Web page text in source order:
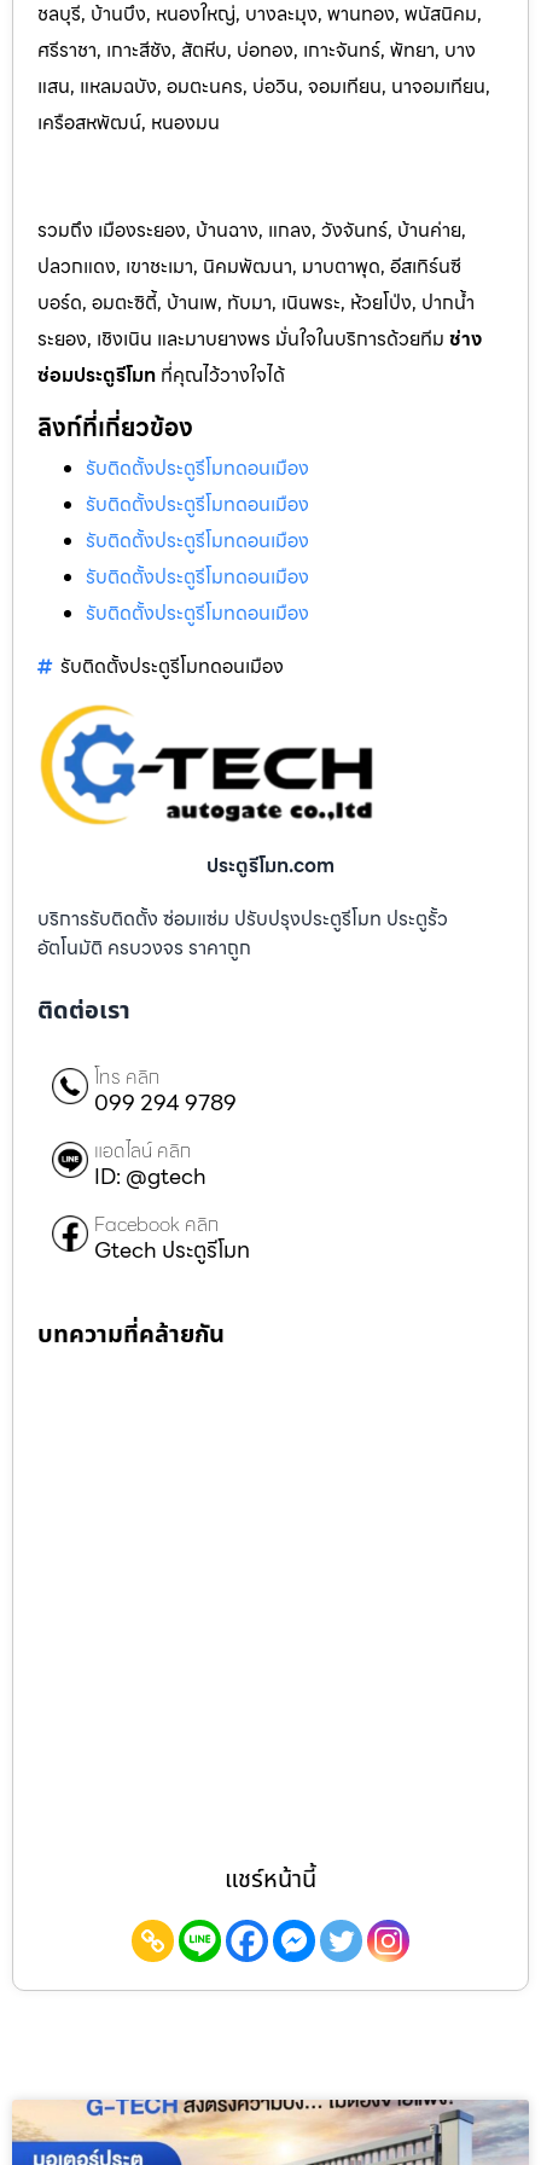
ชลบุรี, บ้านบึง, หนองใหญ่, บางละมุง, พานทอง, พนัสนิคม,
ศรีราชา, เกาะสีชัง, สัตหีบ, บ่อทอง, เกาะจันทร์, พัทยา, บาง
แสน, แหลมฉบัง, อมตะนคร, บ่อวิน, จอมเทียน, นาจอมเทียน,
เครือสหพัฒน์, หนองมน
รวมถึง เมืองระยอง, บ้านฉาง, แกลง, วังจันทร์, บ้านค่าย,
ปลวกแดง, เขาชะเมา, นิคมพัฒนา, มาบตาพุด, อีสเทิร์นซี
บอร์ด, อมตะซิตี้, บ้านเพ, ทับมา, เนินพระ, ห้วยโป่ง, ปากน้ำ
ระยอง, เชิงเนิน และมาบยางพร มั่นใจในบริการด้วยทีม ช่าง
ซ่อมประตูรีโมท ที่คุณไว้วางใจได้
ลิงก์ที่เกี่ยวข้อง
รับติดตั้งประตูรีโมทดอนเมือง
รับติดตั้งประตูรีโมทดอนเมือง
รับติดตั้งประตูรีโมทดอนเมือง
รับติดตั้งประตูรีโมทดอนเมือง
รับติดตั้งประตูรีโมทดอนเมือง
รับติดตั้งประตูรีโมทดอนเมือง
ประตูรีโมท.com
บริการรับติดตั้ง ซ่อมแซ่ม ปรับปรุงประตูรีโมท ประตูรั้ว
อัตโนมัติ ครบวงจร ราคาถูก
ติดต่อเรา
โทร คลิก
099 294 9789
แอดไลน์ คลิก
ID: @gtech
Facebook คลิก
Gtech ประตูรีโมท
บทความที่คล้ายกัน
แชร์หน้านี้